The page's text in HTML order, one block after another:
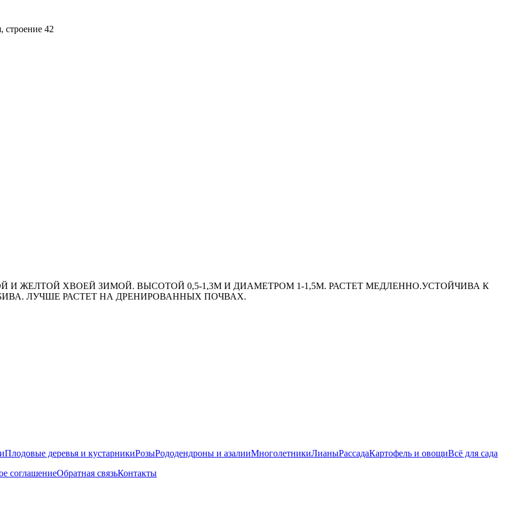
строение 42
ЖЕЛТОЙ ХВОЕЙ ЗИМОЙ. ВЫСОТОЙ 0,5-1,3М И ДИАМЕТРОМ 1-1,5М. РАСТЕТ МЕДЛЕННО.УСТОЙЧИВА К
ЛУЧШЕ РАСТЕТ НА ДРЕНИРОВАННЫХ ПОЧВАХ.
Плодовые деревья и кустарникиРозыРододендроны и азалииМноголетникиЛианыРассадаКартофель и овощиВсё для сада
соглашениеОбратная связьКонтакты